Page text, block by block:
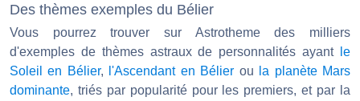
Des thèmes exemples du Bélier
Vous pourrez trouver sur Astrotheme des milliers
d'exemples de thèmes astraux de personnalités ayant
le
Soleil en Bélier, l'Ascendant en Bélier ou
la planète Mars
dominante, triés par popularité pour les premiers, et par la